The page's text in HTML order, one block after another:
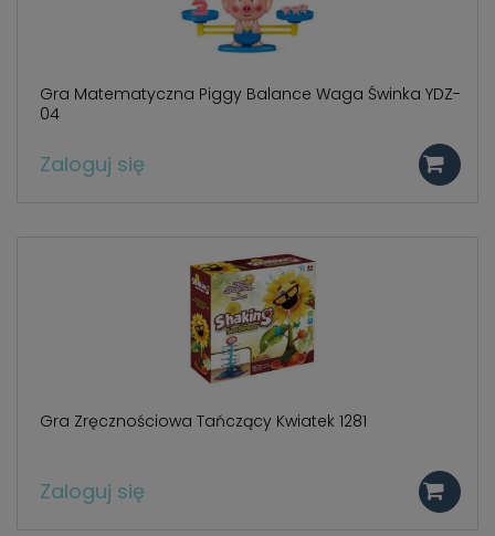
Gra Matematyczna Piggy Balance Waga Świnka YDZ-
04
Zaloguj się
Gra Zręcznościowa Tańczący Kwiatek 1281
Zaloguj się